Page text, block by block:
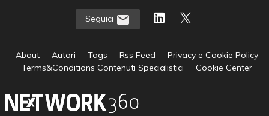
Seguici
About Autori Tags Rss Feed
Privacy e Cookie Policy
Terms&Conditions Contenuti Specialistici
Cookie Center